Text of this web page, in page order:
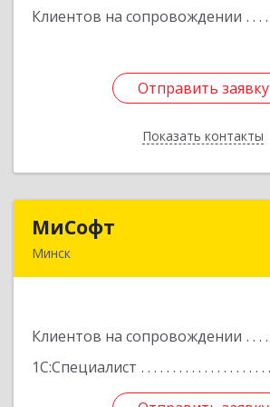
Клиентов на сопровождении
Отправить заявку
Показать контакты
Отправить заявку
Назад
МиСофт
Минск
Клиентов на сопровождении
1С:Специалист